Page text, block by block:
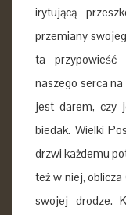
irytującą
przemiany
ta
naszego serca na
jest darem, czy
biedak. Wielki
drzwi każdemu
też w niej,
swojej drodze.